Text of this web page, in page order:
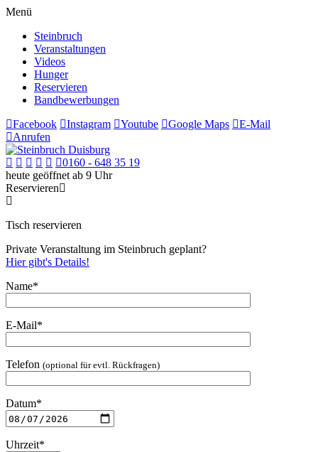
Menü
Steinbruch
Veranstaltungen
Videos
Hunger
Reservieren
Bandbewerbungen
Facebook
Instagram Youtube Google Maps
E-Mail
Anrufen
0160 - 648 35 19
heute geöffnet ab 9 Uhr
Reservieren
Tisch reservieren
Private Veranstaltung im Steinbruch geplant?
Hier gibt's Details!
Name*
E-Mail*
Telefon (optional für evtl. Rückfragen)
Datum*
Uhrzeit*